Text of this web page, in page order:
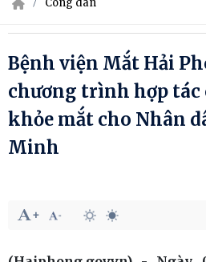
Bệnh viện Mắt Hải
chương trình hợp tác
khỏe mắt cho Nhân
Minh